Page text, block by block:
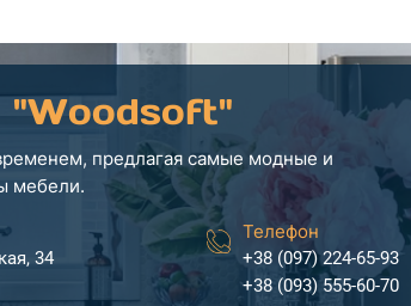
предлагая самые модные и
мебели.
34
Телефон
+38 (097) 224-65-93
+38 (093) 555-60-70